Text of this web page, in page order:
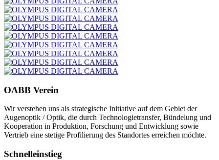
OABB Verein
Wir verstehen uns als strategische Initiative auf dem Gebiet der
Augenoptik / Optik, die durch Technologietransfer, Bündelung und
Kooperation in Produktion, Forschung und Entwicklung sowie
Vertrieb eine stetige Profilierung des Standortes erreichen möchte.
Schnelleinstieg